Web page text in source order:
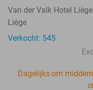
Van der Valk Hotel
Liège
Verkocht: 545
Dagelijks om